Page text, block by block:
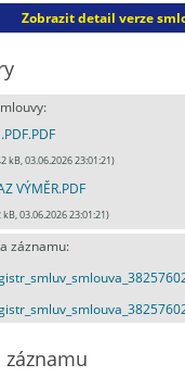
Zobrazit detail verze
kB, 03.06.2026 23:01:21)
VÝMĚR.PDF
kB, 03.06.2026 23:01:21)
záznamu:
záznamu